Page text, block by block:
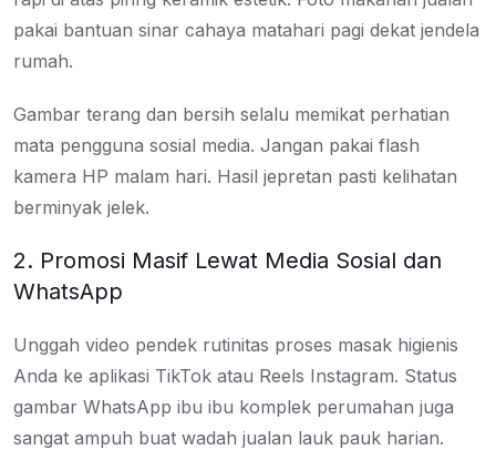
pakai bantuan sinar cahaya matahari pagi dekat jendela
rumah.
Gambar terang dan bersih selalu memikat perhatian
mata pengguna sosial media. Jangan pakai flash
kamera HP malam hari. Hasil jepretan pasti kelihatan
berminyak jelek.
2. Promosi Masif Lewat Media Sosial dan
WhatsApp
Unggah video pendek rutinitas proses masak higienis
Anda ke aplikasi TikTok atau Reels Instagram. Status
gambar WhatsApp ibu ibu komplek perumahan juga
sangat ampuh buat wadah jualan lauk pauk harian.